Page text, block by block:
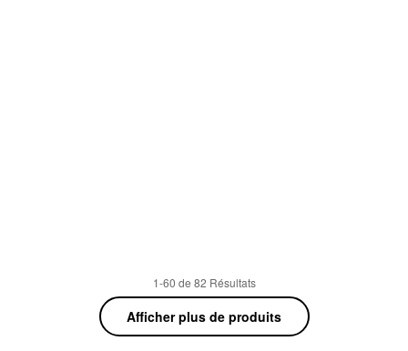
1-60 de 82 Résultats
Afficher plus de produits